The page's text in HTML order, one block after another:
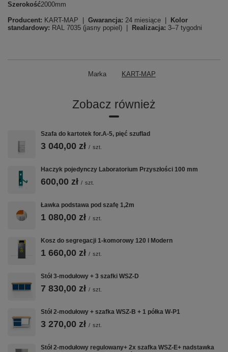
Szerokość2000mm
Producent: KART-MAP | Gwarancja: 24 miesiące |
Kolor
standardowy: RAL 7035 (jasny popiel) | Realizacja: 3–7 tygodni
Marka KART-MAP
Zobacz również
Szafa do kartotek for.A-5, pięć szuflad
3 040,00 zł / szt.
Haczyk pojedynczy Laboratorium Przyszłości 100 mm
600,00 zł / szt.
Ławka podstawa pod szafę 1,2m
1 080,00 zł / szt.
Kosz do segregacji 1-komorowy 120 l Modern
1 660,00 zł / szt.
Stół 3-modułowy + 3 szafki WSZ-D
7 830,00 zł / szt.
Stół 2-modułowy + szafka WSZ-B + 1 półka W-P1
3 270,00 zł / szt.
Stół 2-modułowy regulowany+ 2x szafka WSZ-E+ nadstawka